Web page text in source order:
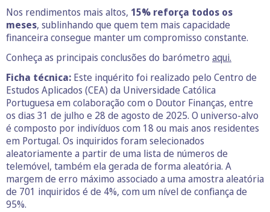
Nos rendimentos mais altos, 15% reforça todos os
meses, sublinhando que quem tem mais capacidade
financeira consegue manter um compromisso constante.
Conheça as principais conclusões do barómetro aqui.
Ficha técnica: Este inquérito foi realizado pelo Centro de
Estudos Aplicados (CEA) da Universidade Católica
Portuguesa em colaboração com o Doutor Finanças, entre
os dias 31 de julho e 28 de agosto de 2025. O universo-alvo
é composto por indivíduos com 18 ou mais anos residentes
em Portugal. Os inquiridos foram selecionados
aleatoriamente a partir de uma lista de números de
telemóvel, também ela gerada de forma aleatória. A
margem de erro máximo associado a uma amostra aleatória
de 701 inquiridos é de 4%, com um nível de confiança de
95%.